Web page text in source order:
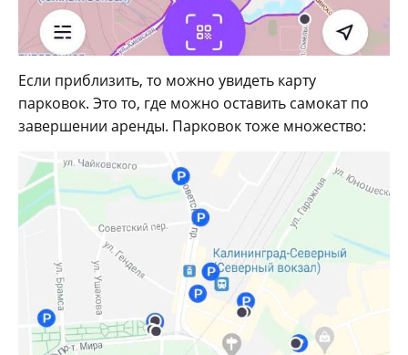
Если приблизить, то можно увидеть карту
парковок. Это то, где можно оставить самокат по
завершении аренды. Парковок тоже множество: